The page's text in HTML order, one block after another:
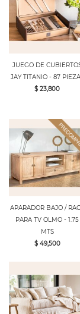
JUEGO DE
JAY TITANIO - 87
$ 23,800
APARADOR BAJO /
PARA TV OLMO - 1.75
MTS
$ 49,500